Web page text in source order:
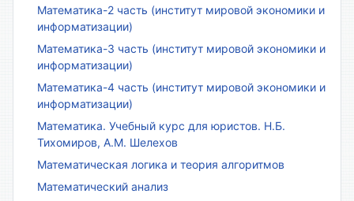
Математика-2 часть (институт мировой экономики и
информатизации)
Математика-3 часть (институт мировой экономики и
информатизации)
Математика-4 часть (институт мировой экономики и
информатизации)
Математика. Учебный курс для юристов. Н.Б.
Тихомиров, А.М. Шелехов
Математическая логика и теория алгоритмов
Математический анализ